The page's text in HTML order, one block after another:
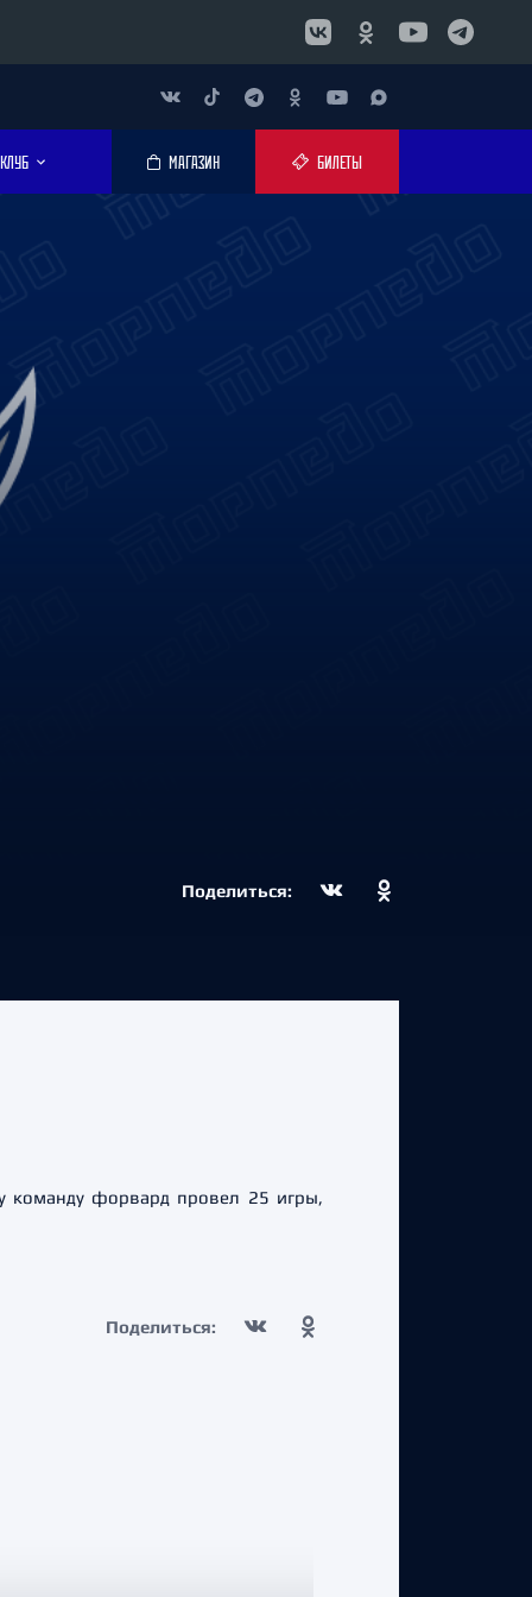
КЛУБ МАГАЗИН БИЛЕТЫ
Поделиться:
команду форвард провел 25 игры,
Поделиться: